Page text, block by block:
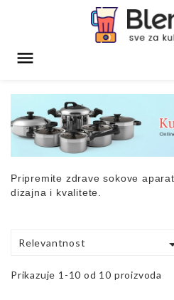

Pripremite zdrave sokove
dizajna i kvalitete.
Relevantnost
Prikazuje 1-10 od 10 proizvoda